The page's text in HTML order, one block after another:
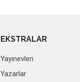
EKSTRALAR
Yayınevleri
Yazarlar